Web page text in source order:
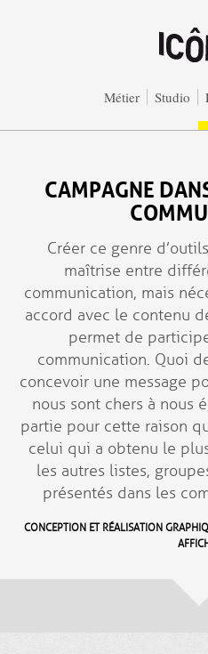
Métier Studio
CAMPAGNE
Créer ce genre
maîtrise entre
communication, mais
accord avec le contenu
permet de
communication. Quoi
concevoir une message
nous sont chers à nous
partie pour cette raison
celui qui a obtenu le
les autres listes,
présentés dans les
CONCEPTION ET RÉALISATION